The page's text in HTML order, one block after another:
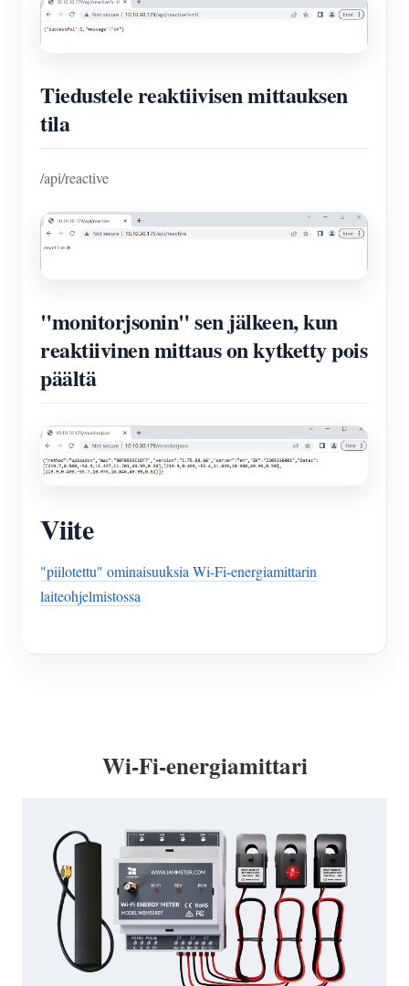
Tiedustele reaktiivisen mittauksen
tila
/api/reactive
"monitorjsonin" sen jälkeen, kun
reaktiivinen mittaus on kytketty pois
päältä
Viite
"piilotettu" ominaisuuksia Wi-Fi-energiamittarin
laiteohjelmistossa
Wi-Fi-energiamittari